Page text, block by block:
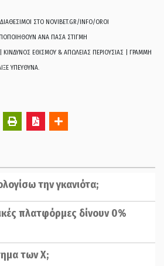
ΣΤΟ NOVIBET.GR/INFO/OROI
ΑΝΑ ΠΑΣΑ ΣΤΙΓΜΗ
ΚΙΝΔΥΝΟΣ ΕΘΙΣΜΟΥ & ΑΠΩΛΕΙΑΣ ΠΕΡΙΟΥΣΙΑΣ | ΓΡΑΜΜΗ
ΥΠΕΥΘΥΝΑ.
την γκανιότα;
πλατφόρμες δίνουν 0%
των Χ;